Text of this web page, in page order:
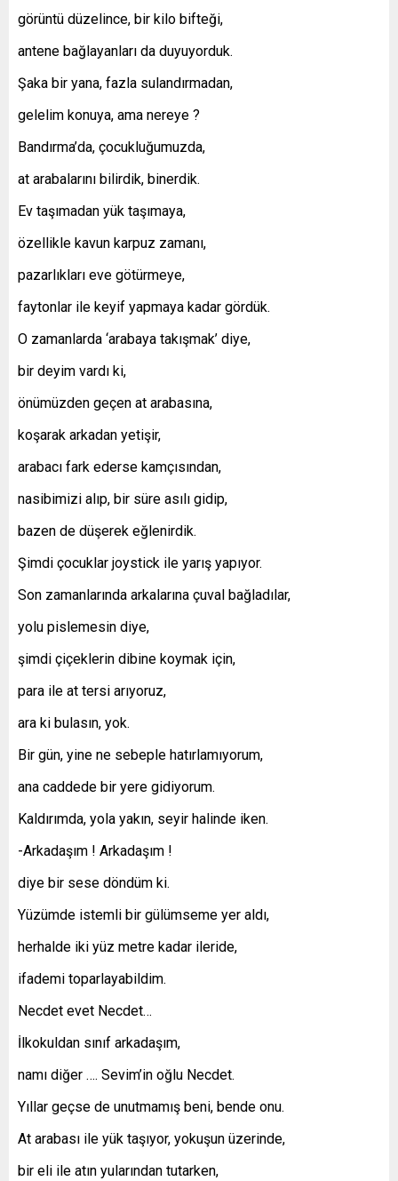
görüntü düzelince, bir kilo bifteği,
antene bağlayanları da duyuyorduk.
Şaka bir yana, fazla sulandırmadan,
gelelim konuya, ama nereye ?
Bandırma’da, çocukluğumuzda,
at arabalarını bilirdik, binerdik.
Ev taşımadan yük taşımaya,
özellikle kavun karpuz zamanı,
pazarlıkları eve götürmeye,
faytonlar ile keyif yapmaya kadar gördük.
O zamanlarda ‘arabaya takışmak’ diye,
bir deyim vardı ki,
önümüzden geçen at arabasına,
koşarak arkadan yetişir,
arabacı fark ederse kamçısından,
nasibimizi alıp, bir süre asılı gidip,
bazen de düşerek eğlenirdik.
Şimdi çocuklar joystick ile yarış yapıyor.
Son zamanlarında arkalarına çuval bağladılar,
yolu pislemesin diye,
şimdi çiçeklerin dibine koymak için,
para ile at tersi arıyoruz,
ara ki bulasın, yok.
Bir gün, yine ne sebeple hatırlamıyorum,
ana caddede bir yere gidiyorum.
Kaldırımda, yola yakın, seyir halinde iken.
-Arkadaşım ! Arkadaşım !
diye bir sese döndüm ki.
Yüzümde istemli bir gülümseme yer aldı,
herhalde iki yüz metre kadar ileride,
ifademi toparlayabildim.
Necdet evet Necdet…
İlkokuldan sınıf arkadaşım,
namı diğer …. Sevim’in oğlu Necdet.
Yıllar geçse de unutmamış beni, bende onu.
At arabası ile yük taşıyor, yokuşun üzerinde,
bir eli ile atın yularından tutarken,